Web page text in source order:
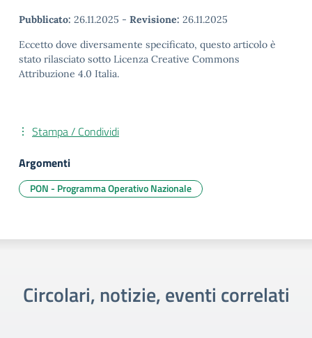
Pubblicato: 26.11.2025 - Revisione: 26.11.2025
Eccetto dove diversamente specificato, questo articolo è
stato rilasciato sotto Licenza Creative Commons
Attribuzione 4.0 Italia.
Stampa / Condividi
Argomenti
PON - Programma Operativo Nazionale
Circolari, notizie, eventi correlati